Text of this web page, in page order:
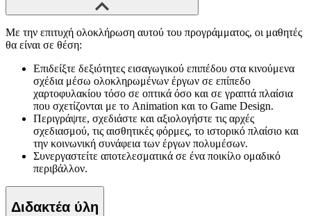
Με την επιτυχή ολοκλήρωση αυτού του προγράμματος, οι μαθητές
θα είναι σε θέση:
Επιδείξτε δεξιότητες εισαγωγικού επιπέδου στα κινούμενα
σχέδια μέσω ολοκληρωμένων έργων σε επίπεδο
χαρτοφυλακίου τόσο σε οπτικά όσο και σε γραπτά πλαίσια
που σχετίζονται με το Animation και το Game Design.
Περιγράψτε, σχεδιάστε και αξιολογήστε τις αρχές
σχεδιασμού, τις αισθητικές φόρμες, το ιστορικό πλαίσιο και
την κοινωνική συνάφεια των έργων πολυμέσων.
Συνεργαστείτε αποτελεσματικά σε ένα ποικίλο ομαδικό
περιβάλλον.
Διδακτέα ύλη